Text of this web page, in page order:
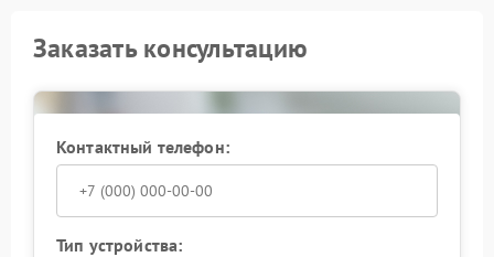
Заказать консультацию
Контактный телефон:
Тип устройства: